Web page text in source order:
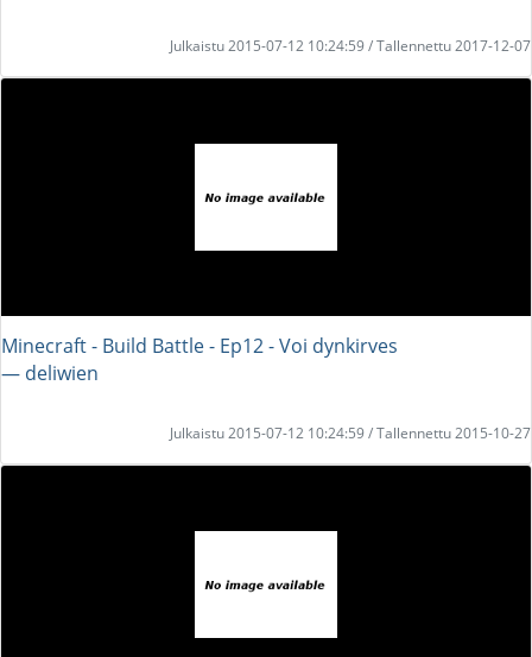
Julkaistu 2015-07-12 10:24:59 / Tallennettu 2017-12-07
Minecraft - Build Battle - Ep12 - Voi dynkirves
― deliwien
Julkaistu 2015-07-12 10:24:59 / Tallennettu 2015-10-27